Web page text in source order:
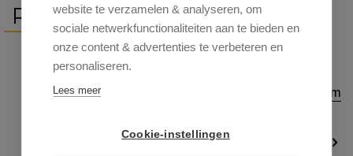
REFERENTIES
datum
1 2 3
website te verzamelen & analyseren, om
sociale netwerkfunctionaliteiten aan te bieden en
onze content & advertenties te verbeteren en
personaliseren.
Lees meer
Cookie-instellingen